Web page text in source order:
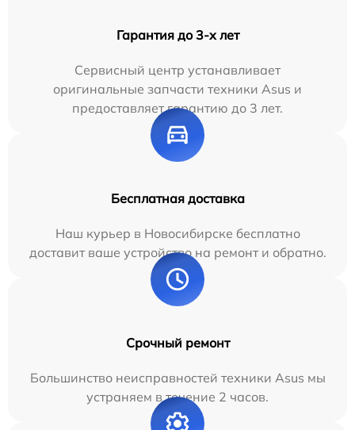
Гарантия до 3-х лет
Сервисный центр устанавливает
оригинальные запчасти техники Asus и
предоставляет гарантию до 3 лет.
Бесплатная доставка
Наш курьер в Новосибирске бесплатно
доставит ваше устройство на ремонт и обратно.
Срочный ремонт
Большинство неисправностей техники Asus мы
устраняем в течение 2 часов.